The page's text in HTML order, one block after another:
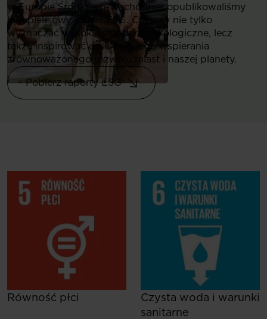
w Europie Środkowo-Wschodniej opublikowaliśmy
kompleksowy raport ESG. Chcemy nie tylko
wyznaczać wysokie standardy ekologiczne, lecz
także inspirować do aktywnego wspierania
zrównoważonego rozwoju miast i naszej planety.
Pobierz raporty ESG
Równość płci
Czysta woda i warunki
sanitarne